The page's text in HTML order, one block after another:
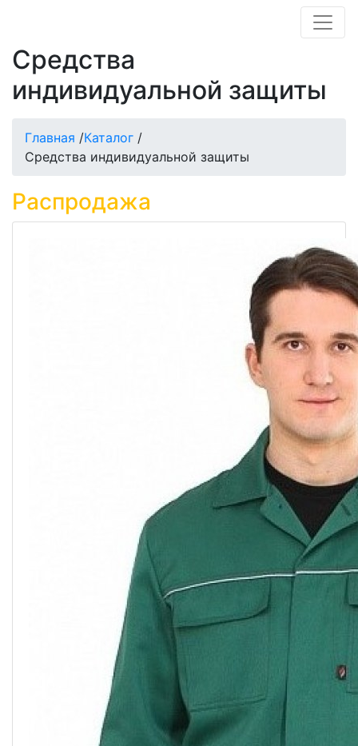
Средства
индивидуальной защиты
Главная /Каталог /
Средства индивидуальной защиты
Распродажа